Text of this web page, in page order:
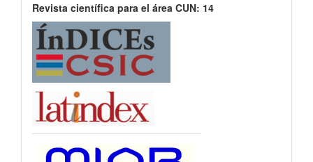
Revista científica para el área CUN: 14